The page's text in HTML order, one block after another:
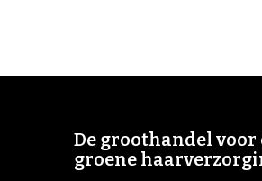
De groothandel voor
groene